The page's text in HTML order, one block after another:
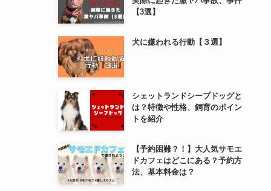
【3選】
犬に嫌われる行動【３選】
シェットランドシープドッグと
は？特徴や性格、飼育のポイン
トを紹介
【予約困難？！】大人気サモエ
ドカフェはどこにある？予約方
法、基本料金は？